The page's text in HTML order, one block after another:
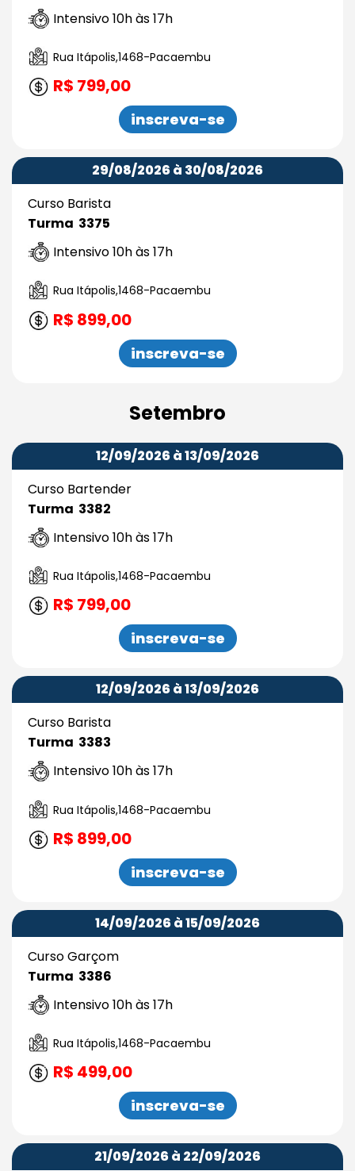
Intensivo 10h às 17h
Rua Itápolis,1468-Pacaembu
R$ 799,00
inscreva-se
29/08/2026 à 30/08/2026
Curso Barista
Turma 3375
Intensivo 10h às 17h
Rua Itápolis,1468-Pacaembu
R$ 899,00
inscreva-se
Setembro
12/09/2026 à 13/09/2026
Curso Bartender
Turma 3382
Intensivo 10h às 17h
Rua Itápolis,1468-Pacaembu
R$ 799,00
inscreva-se
12/09/2026 à 13/09/2026
Curso Barista
Turma 3383
Intensivo 10h às 17h
Rua Itápolis,1468-Pacaembu
R$ 899,00
inscreva-se
14/09/2026 à 15/09/2026
Curso Garçom
Turma 3386
Intensivo 10h às 17h
Rua Itápolis,1468-Pacaembu
R$ 499,00
inscreva-se
21/09/2026 à 22/09/2026